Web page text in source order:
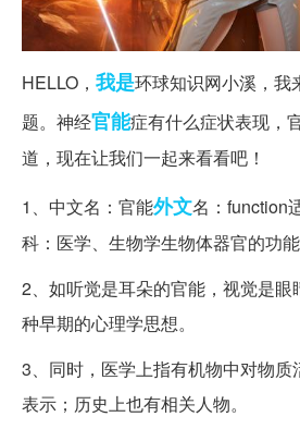
HELLO， 我是环球知识网小溪，我
题。神经官能症有什么症状表现，
道，现在让我们一起来看看吧！
1、中文名：官能外文名：function
科：医学、生物学生物体器官的功能
2、如听觉是耳朵的官能，视觉是眼
种早期的心理学思想。
3、同时，医学上指有机物中对物质
表示；历史上也有相关人物。